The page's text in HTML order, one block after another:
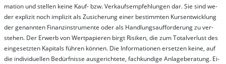
ma­t­ion und stel­len kei­ne Kauf- bzw. Ver­kaufs­em­pfeh­lung­en dar. Sie sind we­
der ex­pli­zit noch im­pli­zit als Zu­sich­er­ung ei­ner be­stim­mt­en Kurs­ent­wick­lung
der ge­nan­nt­en Fi­nanz­in­stru­men­te oder als Handl­ungs­auf­for­der­ung zu ver­
steh­en. Der Er­werb von Wert­pa­pier­en birgt Ri­si­ken, die zum To­tal­ver­lust des
ein­ge­setz­ten Ka­pi­tals füh­ren kön­nen. Die In­for­ma­tion­en er­setz­en kei­ne, auf
die in­di­vi­du­el­len Be­dür­fnis­se aus­ge­rich­te­te, fach­kun­di­ge An­la­ge­be­ra­tung. Ei­